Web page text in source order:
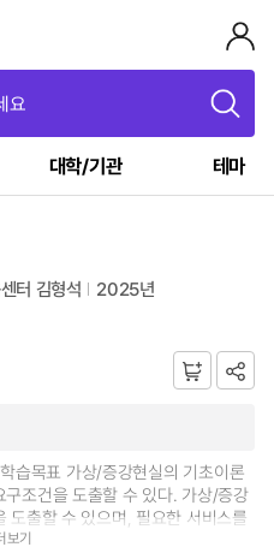
요
대학/기관 테마
터 김형석 2025년
습목표 가상/증강현실의 기초이론
조건을 도출할 수 있다. 가상/증강
도출할 수 있으며, 필요한 서비스를
보기